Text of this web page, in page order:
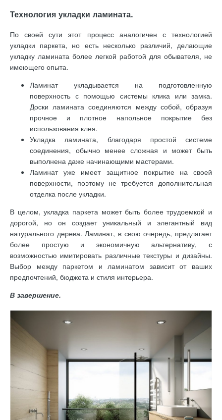
Технология укладки ламината.
По своей сути этот процесс аналогичен с технологией
укладки паркета, но есть несколько различий, делающие
укладку ламината более легкой работой для обывателя, не
имеющего опыта.
Ламинат укладывается на подготовленную
поверхность с помощью системы клика или замка.
Доски ламината соединяются между собой, образуя
прочное и плотное напольное покрытие без
использования клея.
Укладка ламината, благодаря простой системе
соединения, обычно менее сложная и может быть
выполнена даже начинающими мастерами.
Ламинат уже имеет защитное покрытие на своей
поверхности, поэтому не требуется дополнительная
отделка после укладки.
В целом, укладка паркета может быть более трудоемкой и
дорогой, но он создает уникальный и элегантный вид
натурального дерева. Ламинат, в свою очередь, предлагает
более простую и экономичную альтернативу, с
возможностью имитировать различные текстуры и дизайны.
Выбор между паркетом и ламинатом зависит от ваших
предпочтений, бюджета и стиля интерьера.
В завершение.